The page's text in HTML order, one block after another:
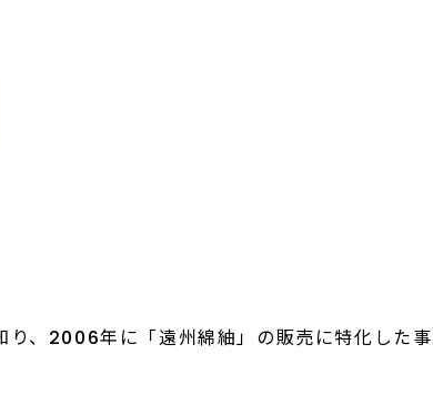
、2006年に「遠州綿紬」の販売に特化した